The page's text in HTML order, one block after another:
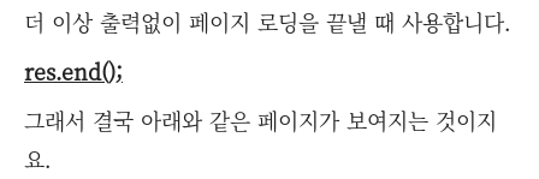
더 이상 출력없이 페이지 로딩을 끝낼 때 사용합니다.
res.end();
그래서 결국 아래와 같은 페이지가 보여지는 것이지
요.